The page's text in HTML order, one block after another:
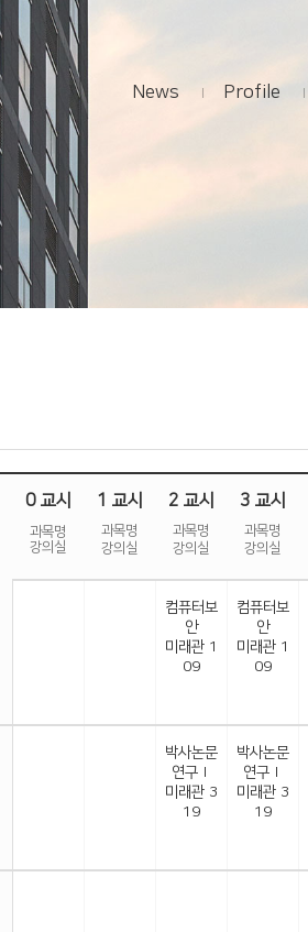
News Profile
0 교시 1 교시 2 교시 3 교시
과목명
강의실
과목명
강의실
과목명
강의실
과목명
강의실
컴퓨터보
안
미래관 1
09
컴퓨터보
안
미래관 1
09
박사논문
연구Ⅰ
미래관 3
19
박사논문
연구Ⅰ
미래관 3
19